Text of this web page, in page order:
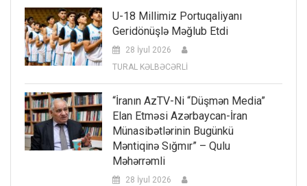
U-18 Millimiz Portuqaliyanı
Geridönüşlə Məğlub Etdi
28 İyul 2026
TURAL KƏLBƏCƏRLİ
“İranın AzTV-Ni “düşmən Media”
Elan Etməsi Azərbaycan-İran
Münasibətlərinin Bugünkü
Məntiqinə Sığmır” – Qulu
Məhərrəmli
28 İyul 2026